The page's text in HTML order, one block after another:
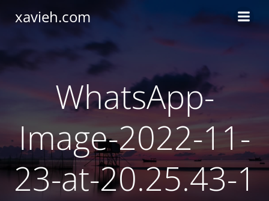
xavieh.com
WhatsApp-
Image-2022-11-
23-at-20.25.43-1